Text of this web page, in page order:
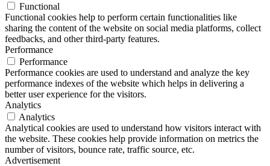
Functional
Functional cookies help to perform certain functionalities like
sharing the content of the website on social media platforms, collect
feedbacks, and other third-party features.
Performance
Performance
Performance cookies are used to understand and analyze the key
performance indexes of the website which helps in delivering a
better user experience for the visitors.
Analytics
Analytics
Analytical cookies are used to understand how visitors interact with
the website. These cookies help provide information on metrics the
number of visitors, bounce rate, traffic source, etc.
Advertisement